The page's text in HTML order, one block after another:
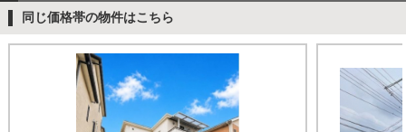
同じ価格帯の物件はこちら